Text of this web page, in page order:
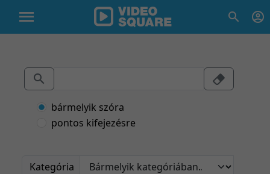
bármelyik szóra
pontos kifejezésre
Kategória